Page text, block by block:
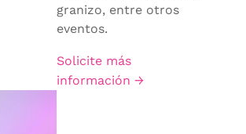
granizo, entre otros
eventos.
Solicite más
información →